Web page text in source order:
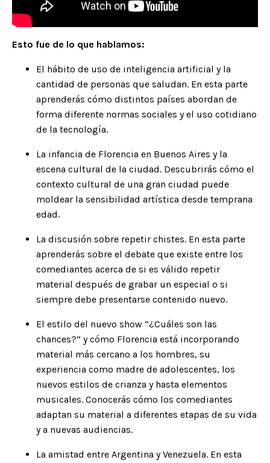
Esto fue de lo que hablamos:
El hábito de uso de inteligencia artificial y la
cantidad de personas que saludan. En esta parte
aprenderás cómo distintos países abordan de
forma diferente normas sociales y el uso cotidiano
de la tecnología.
La infancia de Florencia en Buenos Aires y la
escena cultural de la ciudad. Descubrirás cómo el
contexto cultural de una gran ciudad puede
moldear la sensibilidad artística desde temprana
edad.
La discusión sobre repetir chistes. En esta parte
aprenderás sobre el debate que existe entre los
comediantes acerca de si es válido repetir
material después de grabar un especial o si
siempre debe presentarse contenido nuevo.
El estilo del nuevo show “¿Cuáles son las
chances?” y cómo Florencia está incorporando
material más cercano a los hombres, su
experiencia como madre de adolescentes, los
nuevos estilos de crianza y hasta elementos
musicales. Conocerás cómo los comediantes
adaptan su material a diferentes etapas de su vida
y a nuevas audiencias.
La amistad entre Argentina y Venezuela. En esta